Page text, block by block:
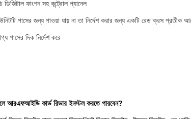
ফাংশন সহ কন্ট্রোল প্যানেল
পাসের জন্য পাওয়া যায় না তা নির্দেশ করার জন্য একটি রেড ক্রস
পাসের দিক নির্দেশ করে
আরএফআইডি কার্ড রিডার ইনস্টল করতে পারবেন?